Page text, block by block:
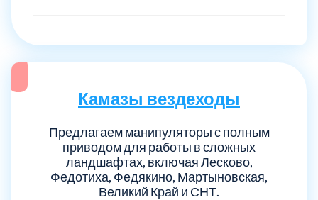
Камазы вездеходы
Предлагаем манипуляторы с полным
приводом для работы в сложных
ландшафтах, включая Лесково,
Федотиха, Федякино, Мартыновская,
Великий Край и СНТ.